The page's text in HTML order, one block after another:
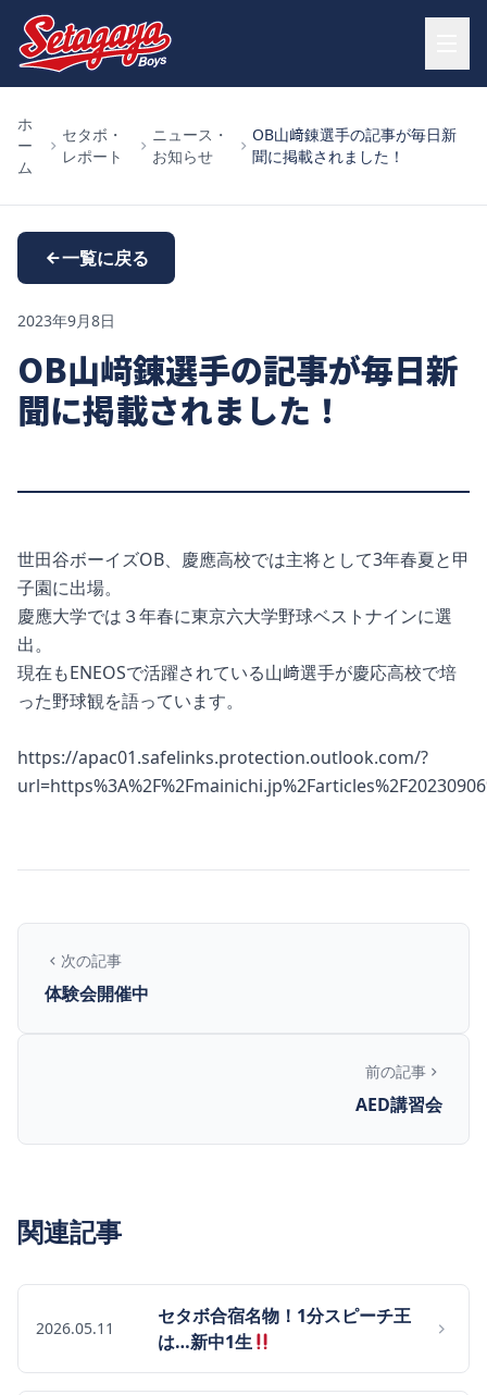
ホ
ー
ム
セタボ・
レポート
ニュース・
お知らせ
OB山﨑錬選手の記事が毎日新
聞に掲載されました！
一覧に戻る
2023年9月8日
OB山﨑錬選手の記事が毎日新
聞に掲載されました！
世田谷ボーイズOB、慶應高校では主将として3年春夏と甲
子園に出場。
慶應大学では３年春に東京六大学野球ベストナインに選
出。
現在もENEOSで活躍されている山﨑選手が慶応高校で培
った野球観を語っています。
https://apac01.safelinks.protection.outlook.com/?
次の記事
体験会開催中
前の記事
AED講習会
関連記事
2026.05.11
セタボ合宿名物！1分スピーチ王
は…新中1生